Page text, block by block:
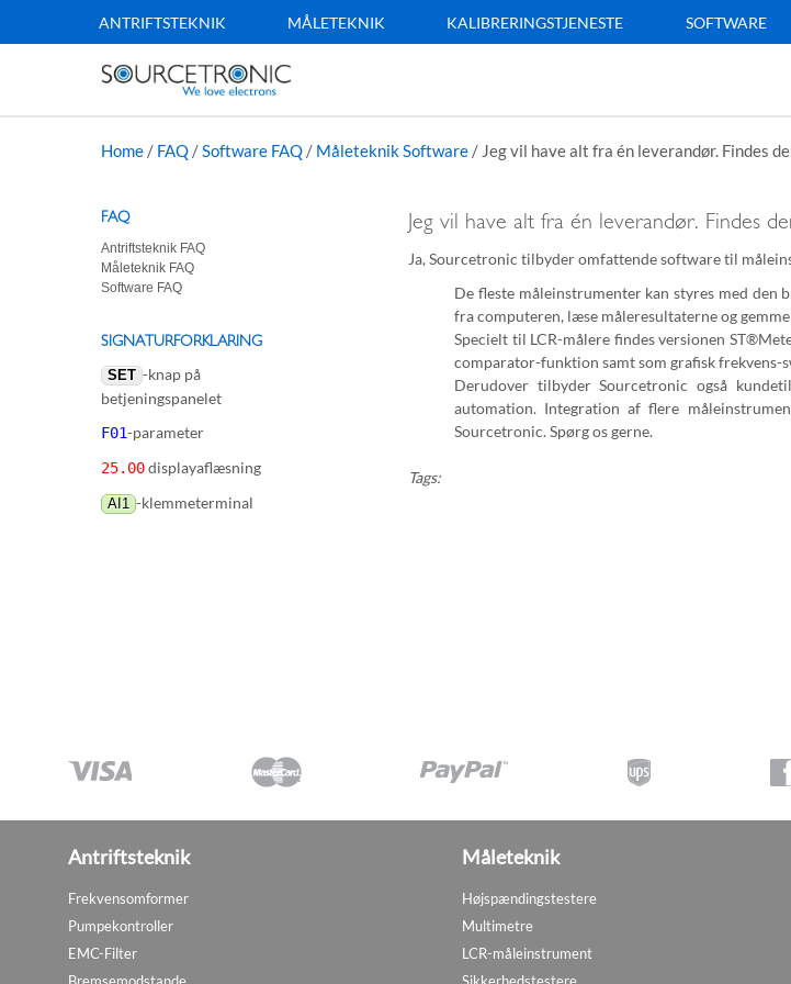
ANTRIFTSTEKNIK MÅLETEKNIK KALIBRERINGSTJENESTE SOFTWARE
Home / FAQ /Software FAQ / Måleteknik Software / Jeg vil have alt fra én leverandør. Findes
Jeg vil have alt fra én leverandør. Findes
Ja, Sourcetronic tilbyder omfattende software til
De fleste måleinstrumenter kan styres med den
fra computeren, læse måleresultaterne og
Specielt til LCR-målere findes versionen
comparator-funktion samt som grafisk frekvens-
Derudover tilbyder Sourcetronic også
automation. Integration af flere
Sourcetronic. Spørg os gerne.
Tags:
FAQ
Antriftsteknik FAQ
Måleteknik FAQ
Software FAQ
SIGNATURFORKLARING
SET -knap på
betjeningspanelet
F01-parameter
25.00displayaflæsning
AI1 -klemmeterminal
Antriftsteknik
Frekvensomformer
Pumpekontroller
EMC-Filter
Måleteknik
Højspændingstestere
Multimetre
LCR-måleinstrument